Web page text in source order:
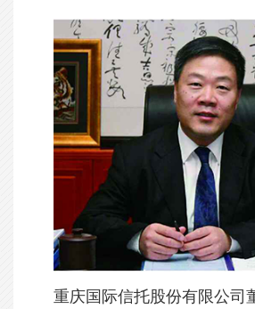
重庆国际信托股份有限公司